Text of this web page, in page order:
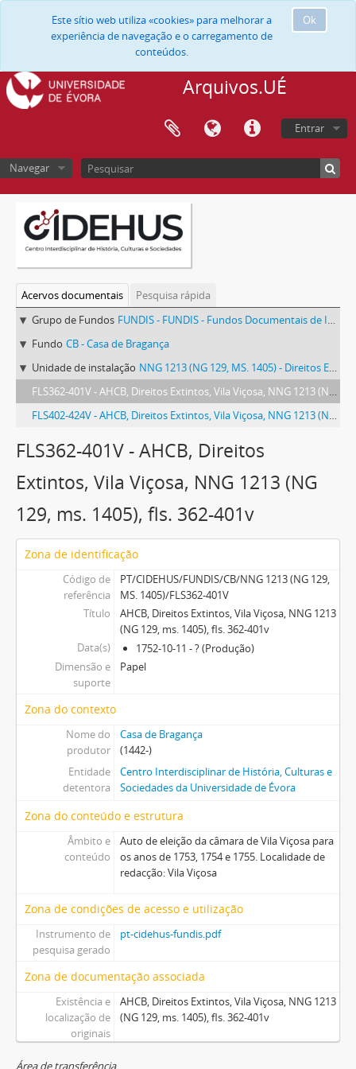
Ok
Este sítio web utiliza «cookies» para melhorar a
experiência de navegação e o carregamento de
conteúdos.
Arquivos.UÉ
Entrar
Navegar
Acervos documentais
Pesquisa rápida
Grupo de Fundos FUNDIS - FUNDIS - Fundos Documentais de Instituições do Sul
Fundo CB - Casa de Bragança
Unidade de instalação NNG 1213 (NG 129, MS. 1405) - Direitos Extintos, Vila Viçosa
FLS362-401V - AHCB, Direitos Extintos, Vila Viçosa, NNG 1213 (NG 129, ms. 1405), fls. 362-401v
FLS402-424V - AHCB, Direitos Extintos, Vila Viçosa, NNG 1213 (NG 129, ms. 1405), fls. 402-424v
FLS362-401V - AHCB, Direitos
Extintos, Vila Viçosa, NNG 1213 (NG
129, ms. 1405), fls. 362-401v
Zona de identificação
Código de
referência
PT/CIDEHUS/FUNDIS/CB/NNG 1213 (NG 129,
MS. 1405)/FLS362-401V
Título
AHCB, Direitos Extintos, Vila Viçosa, NNG 1213
(NG 129, ms. 1405), fls. 362-401v
Data(s)
1752-10-11 - ? (Produção)
Dimensão e
suporte
Papel
Zona do contexto
Nome do
produtor
Casa de Bragança
(1442-)
Entidade
detentora
Centro Interdisciplinar de História, Culturas e
Sociedades da Universidade de Évora
Zona do conteúdo e estrutura
Âmbito e
conteúdo
Auto de eleição da câmara de Vila Viçosa para
os anos de 1753, 1754 e 1755. Localidade de
redacção: Vila Viçosa
Zona de condições de acesso e utilização
Instrumento de
pesquisa gerado
pt-cidehus-fundis.pdf
Zona de documentação associada
Existência e
localização de
originais
AHCB, Direitos Extintos, Vila Viçosa, NNG 1213
(NG 129, ms. 1405), fls. 362-401v